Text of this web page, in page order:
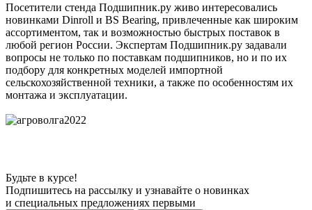
Посетители стенда Подшипник.ру живо интересовались
новинками Dinroll и BS Bearing, привлеченные как широким
ассортиментом, так и возможностью быстрых поставок в
любой регион России. Экспертам Подшипник.ру задавали
вопросы не только по поставкам подшипников, но и по их
подбору для конкретных моделей импортной
сельскохозяйственной техники, а также по особенностям их
монтажа и эксплуатации.
Будьте в курсе!
Подпишитесь на рассылку и узнавайте о новинках
и специальных предложениях первыми